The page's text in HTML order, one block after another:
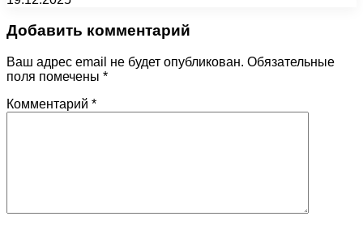
Добавить комментарий
Ваш адрес email не будет опубликован. Обязательные
поля помечены *
Комментарий *